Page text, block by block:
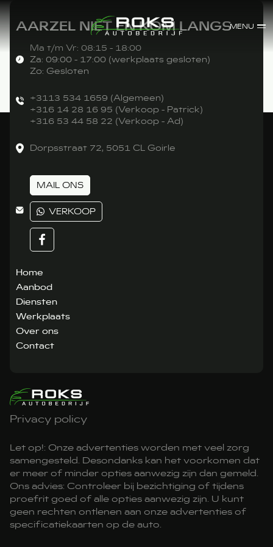
MENU
AARZEL NIET EN KOM LANGS
Ma t/m Vr: 08:15 - 18:00
Za: 09:00 - 17:00 (werkplaats gesloten)
Zo: Gesloten
+3113 534 1659 (Algemeen)
+316 14 28 16 95 (Verkoop - Patrick)
+316 53 44 58 22 (Verkoop - Ad)
Dorpsstraat 72, 5051 CL Goirle
MAIL ONS
VERKOOP
Home
Aanbod
Diensten
Werkplaats
Over ons
Contact
Privacy policy
Let op!: Onze advertenties worden met veel zorg
samengesteld. Desondanks kan het voorkomen dat
er meer of minder opties aanwezig zijn dan gemeld.
Ons advies: Controleer bij bezichtiging of tijdens
proefrit goed of alle opties aanwezig zijn. U kunt
geen rechten ontlenen aan onze advertenties of
specificatiekaarten op de auto.